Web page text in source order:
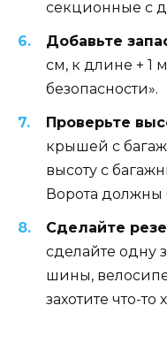
секционные с
Добавьте
см, к длине + 1
безопасности».
Проверьте
крышей с
высоту с
Ворота должны
Сделайте
сделайте одну
шины,
захотите что-то